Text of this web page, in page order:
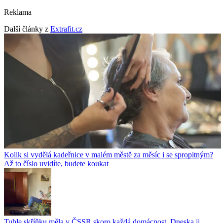
Reklama
Další články z Extrafit.cz
Kolik si vydělá kadeřnice v malém městě za měsíc i se spropitným?
Až to číslo uvidíte, budete koukat